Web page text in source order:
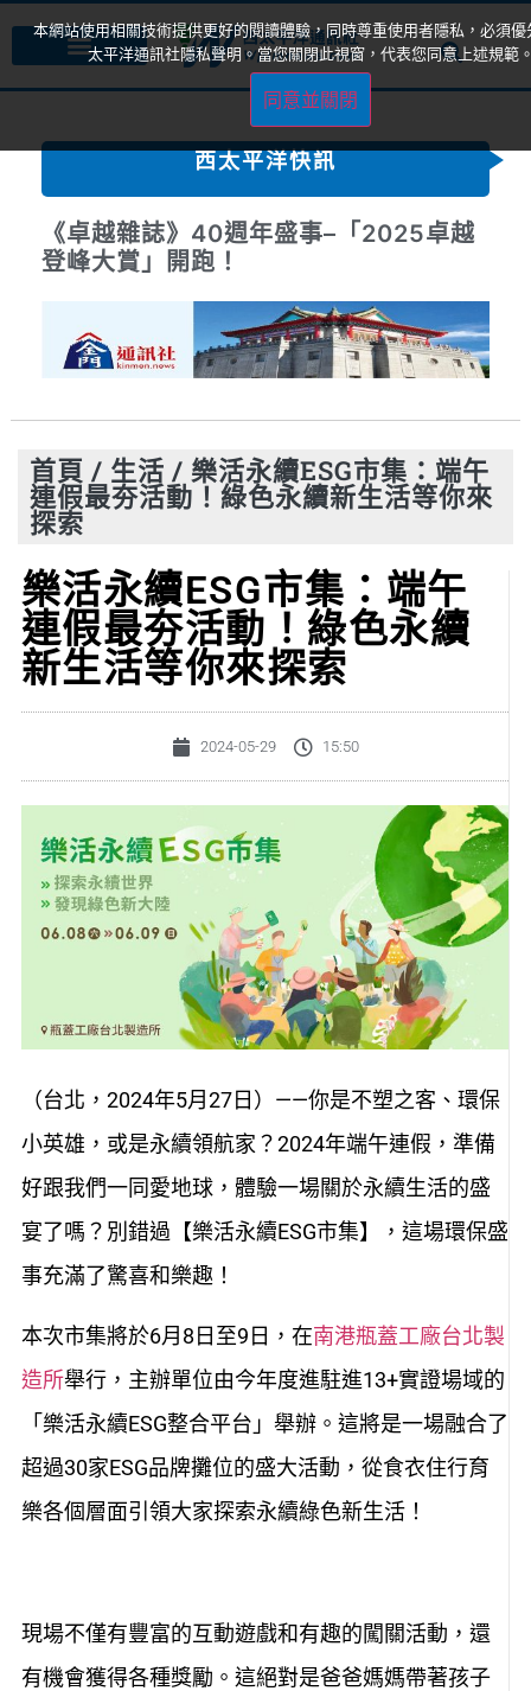
西太平洋快訊
《卓越雜誌》40週年盛事–「2025卓越
登峰大賞」開跑！
首頁 / 生活 / 樂活永續ESG市集：端午
連假最夯活動！綠色永續新生活等你來
探索
樂活永續ESG市集：端午
連假最夯活動！綠色永續
新生活等你來探索
2024-05-29 15:50
（台北，2024年5月27日）——你是不塑之客、環保
小英雄，或是永續領航家？2024年端午連假，準備
好跟我們一同愛地球，體驗一場關於永續生活的盛
宴了嗎？別錯過【樂活永續ESG市集】，這場環保盛
事充滿了驚喜和樂趣！
本次市集將於6月8日至9日，在南港瓶蓋工廠台北製
造所舉行，主辦單位由今年度進駐進13+實證場域的
「樂活永續ESG整合平台」舉辦。這將是一場融合了
超過30家ESG品牌攤位的盛大活動，從食衣住行育
樂各個層面引領大家探索永續綠色新生活！
現場不僅有豐富的互動遊戲和有趣的闖關活動，還
有機會獲得各種獎勵。這絕對是爸爸媽媽帶著孩子
本網站使用相關技術提供更好的閱讀體驗，同時尊重使用者隱私，必須優
太平洋通訊社隱私聲明。當您關閉此視窗，代表您同意上述規範
同意並關閉